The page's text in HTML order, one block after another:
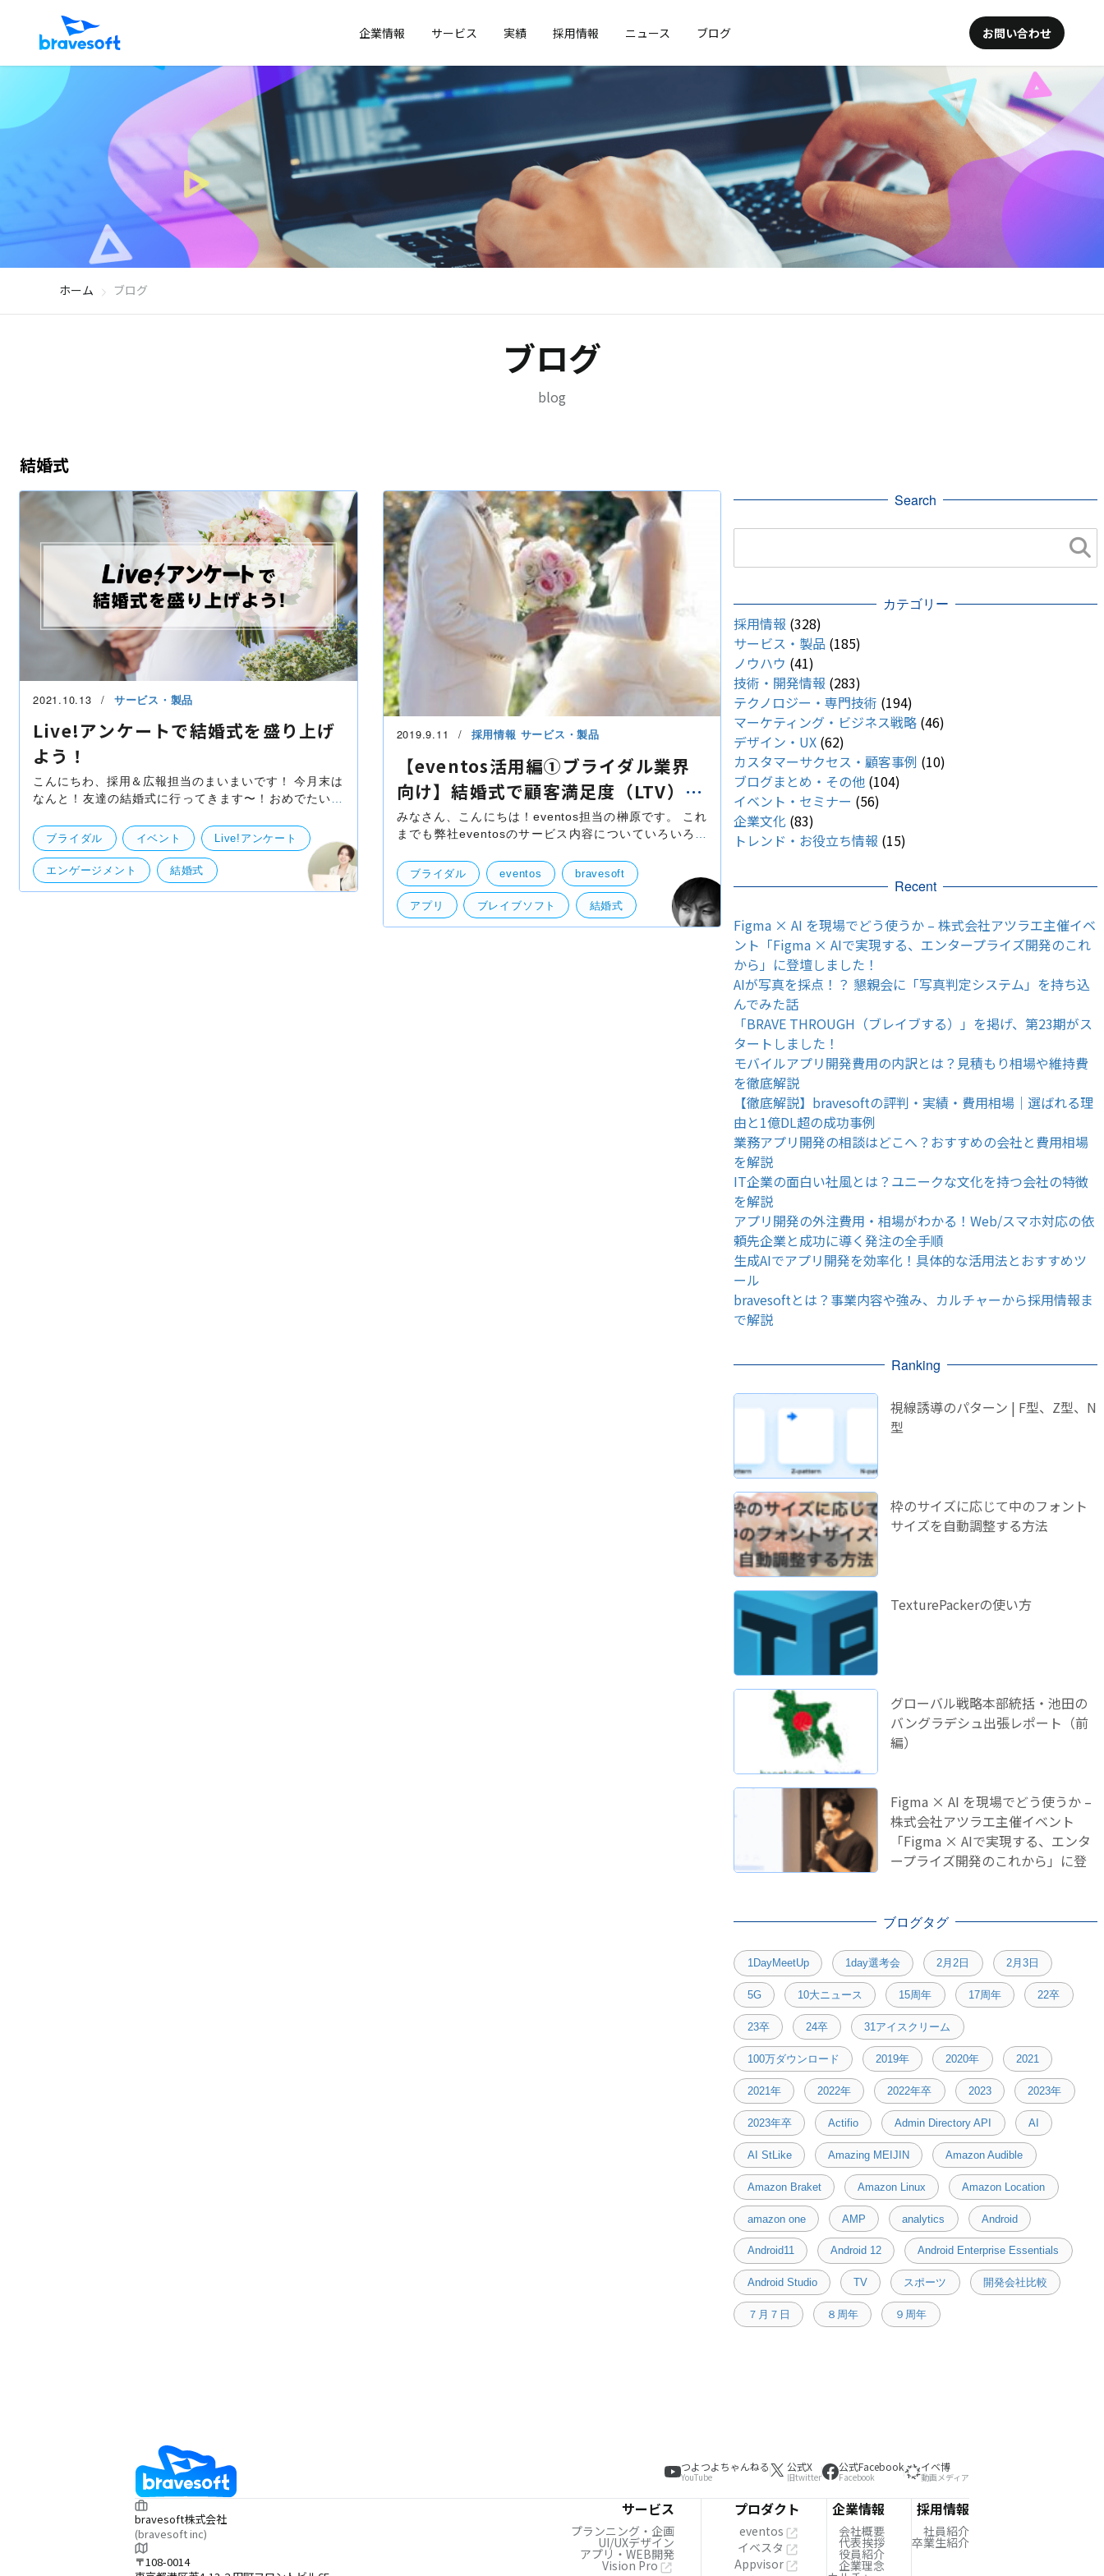
企業情報 サービス 実績 採用情報 ニュース ブログ お問い合わせ
ホーム ブログ
ブログ
blog
結婚式
2021.10.13 サービス・製品
Live!アンケートで結婚式を盛り上げ
よう！
こんにちわ、採用＆広報担当のまいまいです！ 今月末は
なんと！友達の結婚式に行ってきます〜！おめでたい！
て、個人的な話を冒頭からしてしまいましたが、 そん
ブライダル イベント Live!アンケート
エンゲージメント 結婚式
2019.9.11 採用情報 サービス・製品
【eventos活用編①ブライダル業界
向け】結婚式で顧客満足度（LTV）を
向上する！
みなさん、こんにちは！eventos担当の榊原です。 これ
までも弊社eventosのサービス内容についていろいろと
んな使い方をして頂いたらイベントがより盛りあがる
ブライダル eventos bravesoft
アプリ ブレイブソフト 結婚式
Search
カテゴリー
採用情報 (328)
サービス・製品 (185)
ノウハウ (41)
技術・開発情報 (283)
テクノロジー・専門技術 (194)
マーケティング・ビジネス戦略 (46)
デザイン・UX (62)
カスタマーサクセス・顧客事例 (10)
ブログまとめ・その他 (104)
イベント・セミナー (56)
企業文化 (83)
トレンド・お役立ち情報 (15)
Recent
Figma × AI を現場でどう使うか – 株式会社アツラエ主催イベ
ント「Figma × AIで実現する、エンタープライズ開発のこれ
から」に登壇しました！
AIが写真を採点！？ 懇親会に「写真判定システム」を持ち込
んでみた話
「BRAVE THROUGH（ブレイブする）」を掲げ、第23期がス
タートしました！
モバイルアプリ開発費用の内訳とは？見積もり相場や維持費
を徹底解説
【徹底解説】bravesoftの評判・実績・費用相場｜選ばれる理
由と1億DL超の成功事例
業務アプリ開発の相談はどこへ？おすすめの会社と費用相場
を解説
IT企業の面白い社風とは？ユニークな文化を持つ会社の特徴
を解説
アプリ開発の外注費用・相場がわかる！Web/スマホ対応の依
頼先企業と成功に導く発注の全手順
生成AIでアプリ開発を効率化！具体的な活用法とおすすめツ
ール
bravesoftとは？事業内容や強み、カルチャーから採用情報ま
で解説
Ranking
視線誘導のパターン | F型、Z型、N
型
枠のサイズに応じて中のフォント
サイズを自動調整する方法
TexturePackerの使い方
グローバル戦略本部統括・池田の
バングラデシュ出張レポート（前
編）
Figma × AI を現場でどう使うか –
株式会社アツラエ主催イベント
「Figma × AIで実現する、エンタ
ープライズ開発のこれから」に登
ブログタグ
1DayMeetUp 1day選考会 2月2日 2月3日
5G 10大ニュース 15周年 17周年 22卒
23卒 24卒 31アイスクリーム
100万ダウンロード 2019年 2020年 2021
2021年 2022年 2022年卒 2023 2023年
2023年卒 Actifio Admin Directory API AI
AI StLike Amazing MEIJIN Amazon Audible
Amazon Braket Amazon Linux Amazon Location
amazon one AMP analytics Android
Android11 Android 12 Android Enterprise Essentials
Android Studio TV スポーツ 開発会社比較
７月７日 ８周年 ９周年
つよつよちゃんねる
YouTube
公式X
旧twitter
公式Facebook
Facebook
イベ博
動画メディア
bravesoft株式会社
(bravesoft inc)
〒108-0014
サービス
プランニング・企画
UI/UXデザイン
アプリ・WEB開発
Vision Pro
プロダクト
eventos
イベスタ
Appvisor
企業情報
会社概要
代表挨拶
役員紹介
企業理念
採用情報
社員紹介
卒業生紹介